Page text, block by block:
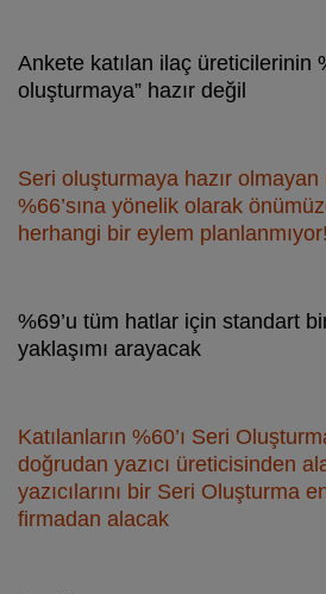
Ankete katılan ilaç üreticilerinin
oluşturmaya” hazır değil
Seri oluşturmaya hazır olmayan
%66’sına yönelik olarak
herhangi bir eylem planlanmıyor!
%69’u tüm hatlar için standart
yaklaşımı arayacak
Katılanların %60’ı Seri
doğrudan yazıcı üreticisinden
yazıcılarını bir Seri Oluşturma
firmadan alacak